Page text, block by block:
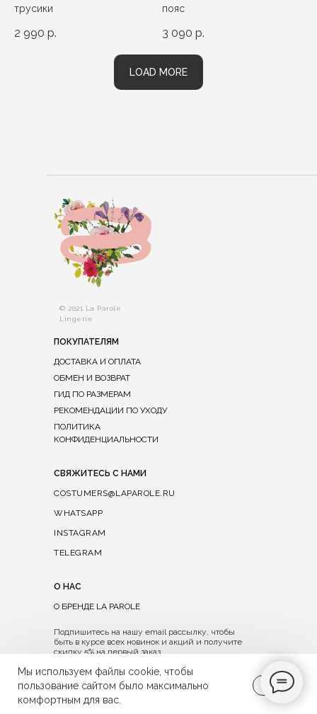
трусики
2 990 р.
пояс
3 090 р.
LOAD MORE
© 2021 La Parole
Lingerie
WHATSAPP
→
Подпишитесь на нашу email рассылку, чтобы
быть в курсе всех новинок и акций и получите
скидку 5% на первый заказ
О БРЕНДЕ LA PAROLE
О НАС
ПОКУПАТЕЛЯМ
COSTUMERS@LAPAROLE.RU
ДОСТАВКА И ОПЛАТА
INSTAGRAM
ОБМЕН И ВОЗВРАТ
СВЯЖИТЕСЬ С НАМИ
ПОЛИТИКА
КОНФИДЕНЦИАЛЬНОСТИ
ГИД ПО РАЗМЕРАМ
РЕКОМЕНДАЦИИ ПО УХОДУ
TELEGRAM
Мы используем файлы cookie, чтобы
пользование сайтом было максимально
комфортным для вас.
OK